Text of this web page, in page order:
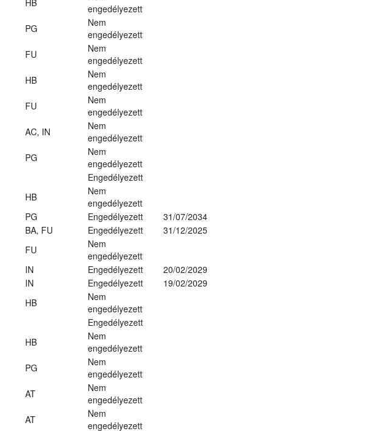
engedélyezett
PG
Nem
engedélyezett
FU
Nem
engedélyezett
HB
Nem
engedélyezett
FU
Nem
engedélyezett
AC, IN
Nem
engedélyezett
PG
Nem
engedélyezett
Engedélyezett
HB
Nem
engedélyezett
PG Engedélyezett
31/07/2034
BA, FU Engedélyezett
31/12/2025
FU
Nem
engedélyezett
IN Engedélyezett
20/02/2029
IN Engedélyezett
19/02/2029
HB
Nem
engedélyezett
Engedélyezett
HB
Nem
engedélyezett
PG
Nem
engedélyezett
AT
Nem
engedélyezett
AT
Nem
engedélyezett